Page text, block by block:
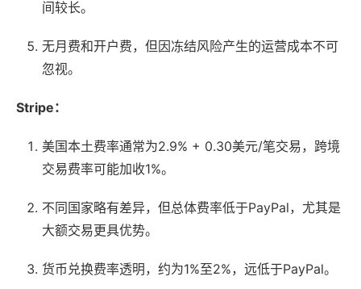
间较长。
无月费和开户费，但因冻结风险产生的运营成本不可
忽视。
Stripe：
美国本土费率通常为2.9% + 0.30美元/笔交易，跨境
交易费率可能加收1%。
不同国家略有差异，但总体费率低于PayPal，尤其是
大额交易更具优势。
货币兑换费率透明，约为1%至2%，远低于PayPal。